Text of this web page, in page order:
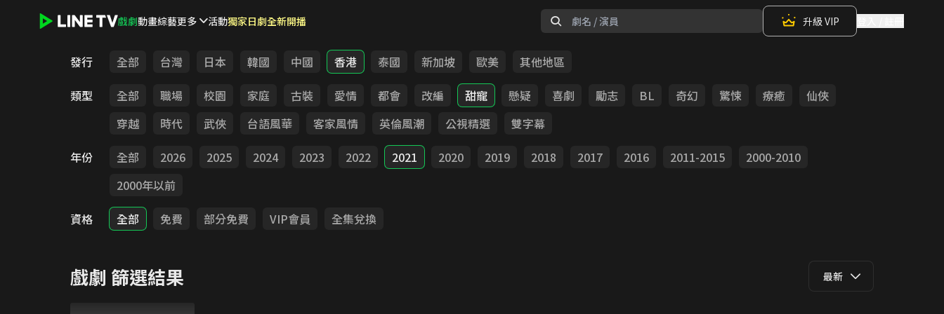
戲劇動畫綜藝更多 活動獨家日劇全新開播 升級 VIP
發行 全部 台灣 日本 韓國 中國 香港 泰國 新加坡 歐美
其他地區
類型
全部 職場 校園 家庭 古裝 愛情 都會 改編 甜寵 懸疑 喜劇 勵志 BL 奇幻 驚悚 療癒
仙俠
穿越
時代 武俠 台語風華 客家風情 英倫風潮 公視精選
雙字幕
年份
全部 2026 2025 2024 2023 2022 2021 2020 2019 2018 2017 2016 2011-2015
2000-2010
2000年以前
資格
全部 免費 部分免費 VIP會員 全集兌換
戲劇 篩選結果 最新